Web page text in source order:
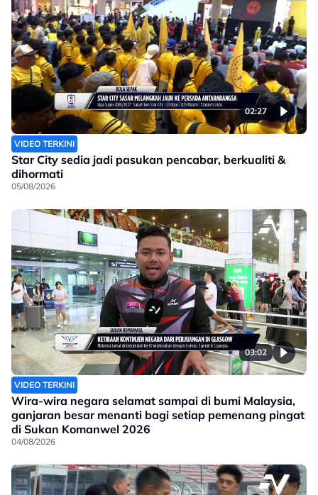
02:27
VIDEO TERKINI
Star City sedia jadi pasukan pencabar, berkualiti &
dihormati
05/08/2026
03:02
VIDEO TERKINI
Wira-wira negara selamat sampai di bumi Malaysia,
ganjaran besar menanti bagi setiap pemenang pingat
di Sukan Komanwel 2026
04/08/2026